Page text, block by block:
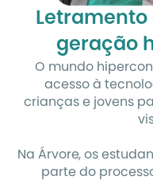
geração
O mundo
acesso à
crianças e jovens
Na Árvore, os
parte do